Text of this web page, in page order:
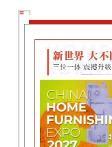
资料下载
集团展会